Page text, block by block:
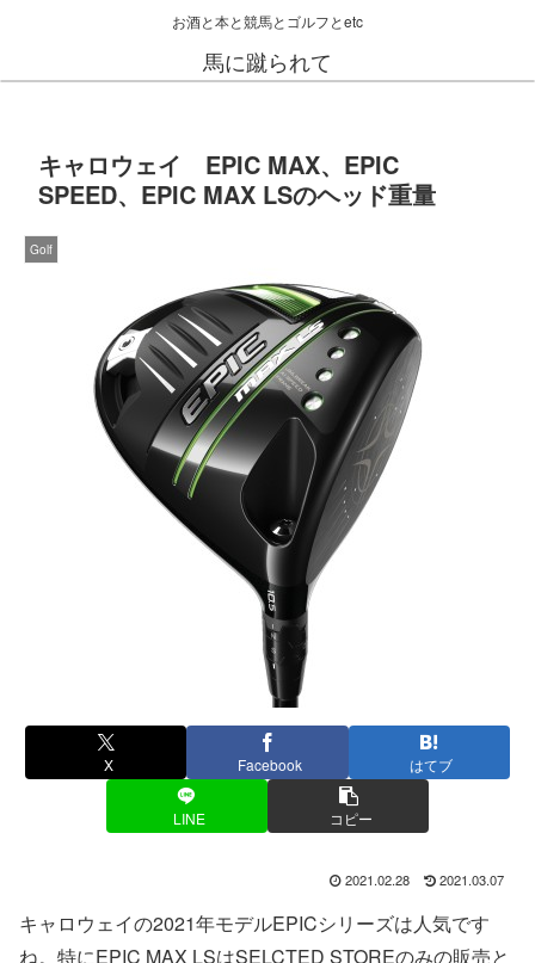
お酒と本と競馬とゴルフとetc
馬に蹴られて
キャロウェイ EPIC MAX、EPIC
SPEED、EPIC MAX LSのヘッド重量
Golf
X Facebook はてブ
LINE コピー
2021.02.28 2021.03.07
キャロウェイの2021年モデルEPICシリーズは人気です
ね。特にEPIC MAX LSはSELCTED STOREのみの販売と